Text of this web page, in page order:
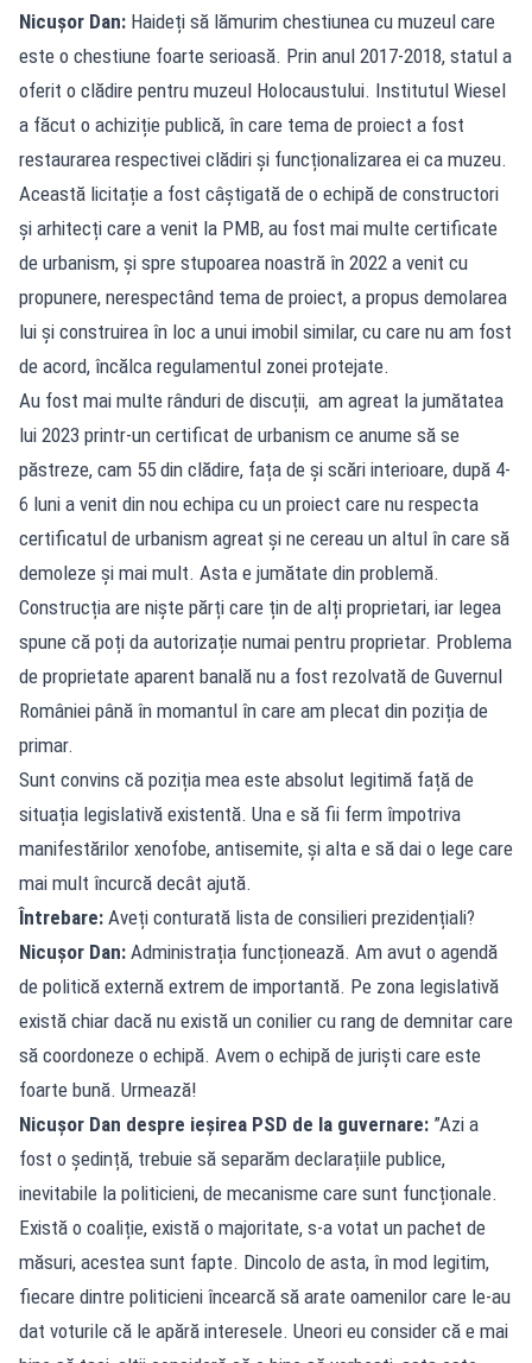
Nicușor Dan: Haideți să lămurim chestiunea cu muzeul care
este o chestiune foarte serioasă. Prin anul 2017-2018, statul a
oferit o clădire pentru muzeul Holocaustului. Institutul Wiesel
a făcut o achiziție publică, în care tema de proiect a fost
restaurarea respectivei clădiri și funcționalizarea ei ca muzeu.
Această licitație a fost câștigată de o echipă de constructori
și arhitecți care a venit la PMB, au fost mai multe certificate
de urbanism, și spre stupoarea noastră în 2022 a venit cu
propunere, nerespectând tema de proiect, a propus demolarea
lui și construirea în loc a unui imobil similar, cu care nu am fost
de acord, încălca regulamentul zonei protejate.
Au fost mai multe rânduri de discuții, am agreat la jumătatea
lui 2023 printr-un certificat de urbanism ce anume să se
păstreze, cam 55 din clădire, fața de și scări interioare, după 4-
6 luni a venit din nou echipa cu un proiect care nu respecta
certificatul de urbanism agreat și ne cereau un altul în care să
demoleze și mai mult. Asta e jumătate din problemă.
Construcția are niște părți care țin de alți proprietari, iar legea
spune că poți da autorizație numai pentru proprietar. Problema
de proprietate aparent banală nu a fost rezolvată de Guvernul
României până în momantul în care am plecat din poziția de
primar.
Sunt convins că poziția mea este absolut legitimă față de
situația legislativă existentă. Una e să fii ferm împotriva
manifestărilor xenofobe, antisemite, și alta e să dai o lege care
mai mult încurcă decât ajută.
Întrebare: Aveți conturată lista de consilieri prezidențiali?
Nicușor Dan: Administrația funcționează. Am avut o agendă
de politică externă extrem de importantă. Pe zona legislativă
există chiar dacă nu există un conilier cu rang de demnitar care
să coordoneze o echipă. Avem o echipă de juriști care este
foarte bună. Urmează!
Nicușor Dan despre ieșirea PSD de la guvernare: ”Azi a
fost o ședință, trebuie să separăm declarațiile publice,
inevitabile la politicieni, de mecanisme care sunt funcționale.
Există o coaliție, există o majoritate, s-a votat un pachet de
măsuri, acestea sunt fapte. Dincolo de asta, în mod legitim,
fiecare dintre politicieni încearcă să arate oamenilor care le-au
dat voturile că le apără interesele. Uneori eu consider că e mai